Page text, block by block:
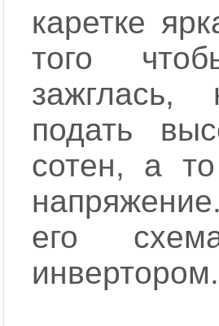
каретке
того
подать
сотен, а
его
инвертором.